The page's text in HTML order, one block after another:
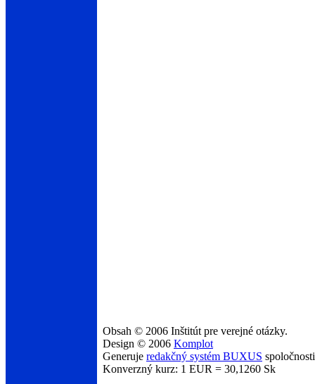
Obsah © 2006 Inštitút pre verejné otázky.
Design © 2006 Komplot
Generuje redakčný systém BUXUS
Konverzný kurz: 1 EUR = 30,1260 Sk